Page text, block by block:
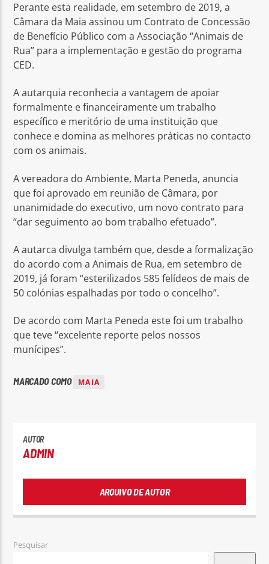
Perante esta realidade, em setembro de 2019, a
Câmara da Maia assinou um Contrato de Concessão
de Benefício Público com a Associação “Animais de
Rua” para a implementação e gestão do programa
CED.
A autarquia reconhecia a vantagem de apoiar
formalmente e financeiramente um trabalho
específico e meritório de uma instituição que
conhece e domina as melhores práticas no contacto
com os animais.
A vereadora do Ambiente, Marta Peneda, anuncia
que foi aprovado em reunião de Câmara, por
unanimidade do executivo, um novo contrato para
“dar seguimento ao bom trabalho efetuado”.
A autarca divulga também que, desde a formalização
do acordo com a Animais de Rua, em setembro de
2019, já foram “esterilizados 585 felídeos de mais de
50 colónias espalhadas por todo o concelho”.
De acordo com Marta Peneda este foi um trabalho
que teve “excelente reporte pelos nossos
munícipes”.
MARCADO COMO MAIA
AUTOR
ADMIN
ARQUIVO DE AUTOR
Pesquisar